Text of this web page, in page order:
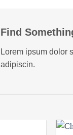
Find
Lorem ipsum dolor
adipiscin.